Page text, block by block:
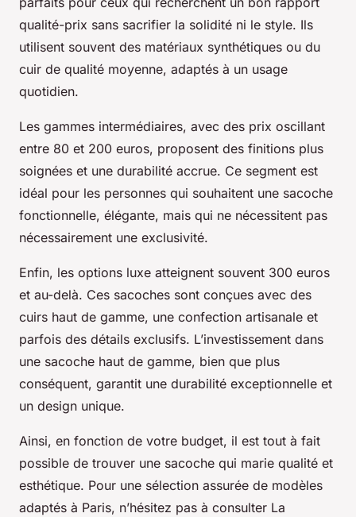
qualité-prix sans sacrifier la solidité ni le style. Ils
utilisent souvent des matériaux synthétiques ou du
cuir de qualité moyenne, adaptés à un usage
quotidien.
Les gammes intermédiaires, avec des prix oscillant
entre 80 et 200 euros, proposent des finitions plus
soignées et une durabilité accrue. Ce segment est
idéal pour les personnes qui souhaitent une sacoche
fonctionnelle, élégante, mais qui ne nécessitent pas
nécessairement une exclusivité.
Enfin, les options luxe atteignent souvent 300 euros
et au-delà. Ces sacoches sont conçues avec des
cuirs haut de gamme, une confection artisanale et
parfois des détails exclusifs. L’investissement dans
une sacoche haut de gamme, bien que plus
conséquent, garantit une durabilité exceptionnelle et
un design unique.
Ainsi, en fonction de votre budget, il est tout à fait
possible de trouver une sacoche qui marie qualité et
esthétique. Pour une sélection assurée de modèles
adaptés à Paris, n’hésitez pas à consulter La